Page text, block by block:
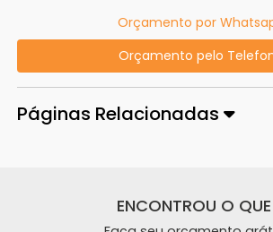
Orçamento por
Orçamento pelo
Páginas Relacionadas
ENCONTROU O